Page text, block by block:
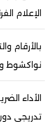
أحمد سالم
أحمد سالم
أحمد سالم
أحمد سيد
الإعلام
بالأرقام
نواكشوط
الأداء
تدريجي